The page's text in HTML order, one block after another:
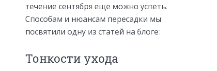
течение сентября еще можно успеть.
Способам и нюансам пересадки мы
посвятили одну из статей на блоге:
Тонкости ухода